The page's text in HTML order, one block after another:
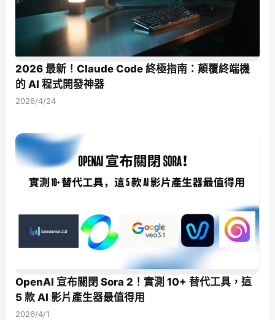
2026 最新！Claude Code 終極指南：顛覆終端機
的 AI 程式開發神器
2026/4/24
OpenAI 宣布關閉 Sora 2！實測 10+ 替代工具，這
5 款 AI 影片產生器最值得用
2026/4/1